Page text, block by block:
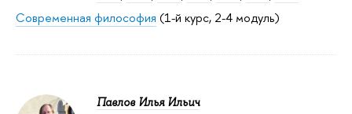
Современная философия (1-й курс, 2-4 модуль)
Павлов Илья Ильич